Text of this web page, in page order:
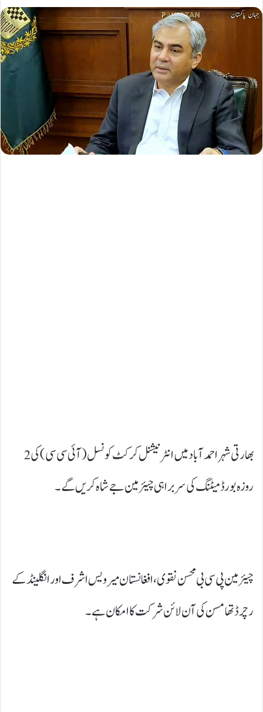
بھارتی شہر احمد آباد میں انٹرنیشنل کرکٹ کونسل (آئی سی سی) کی 2
روزہ بورڈ میٹنگ کی سربراہی چیئرمین جے شاہ کریں گے۔
چیئرمین پی سی بی محسن نقوی، افغانستان میرویس اشرف اور انگلینڈ کے
رچرڈ تھامسن کی آن لائن شرکت کا امکان ہے۔